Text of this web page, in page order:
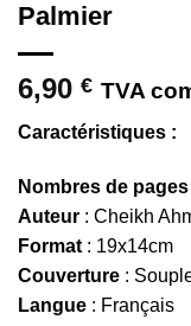
Palmier
6,90 € TVA
Caractéristiques :
Nombres de pages
Auteur : Cheikh
Format : 19x14cm
Couverture :
Langue : Français